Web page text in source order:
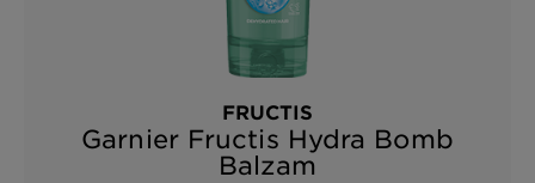
FRUCTIS
Garnier Fructis Hydra Bomb
Balzam